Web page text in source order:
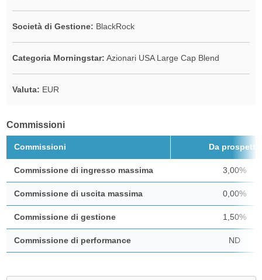
Società di Gestione: BlackRock
Categoria Morningstar: Azionari USA Large Cap Blend
Valuta: EUR
Commissioni
Commissioni Da prospetto
Commissione di ingresso massima 3,00%
Commissione di uscita massima 0,00%
Commissione di gestione 1,50%
Commissione di performance ND